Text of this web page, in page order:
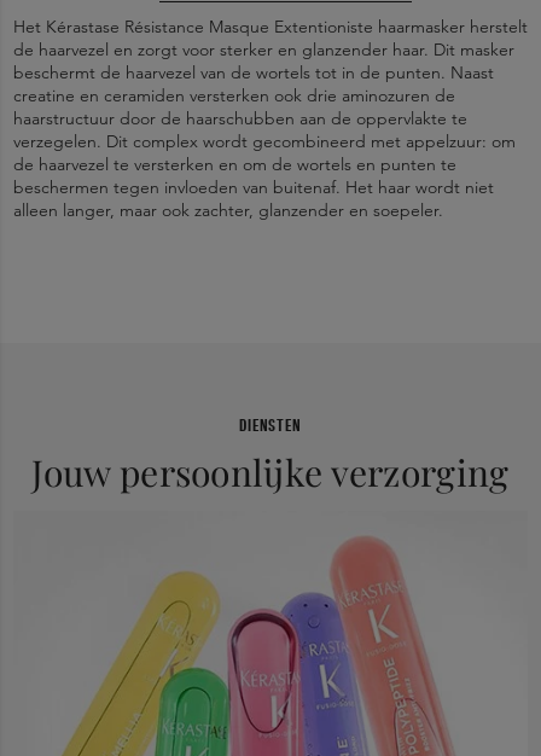
Het Kérastase Résistance Masque Extentioniste haarmasker herstelt
de haarvezel en zorgt voor sterker en glanzender haar. Dit masker
beschermt de haarvezel van de wortels tot in de punten. Naast
creatine en ceramiden versterken ook drie aminozuren de
haarstructuur door de haarschubben aan de oppervlakte te
verzegelen. Dit complex wordt gecombineerd met appelzuur: om
de haarvezel te versterken en om de wortels en punten te
beschermen tegen invloeden van buitenaf. Het haar wordt niet
alleen langer, maar ook zachter, glanzender en soepeler.
DIENSTEN
Jouw persoonlijke verzorging